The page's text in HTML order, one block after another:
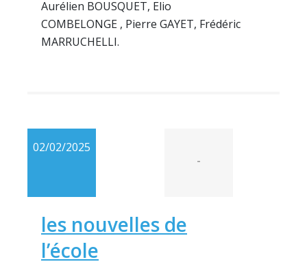
Aurélien BOUSQUET, Elio
COMBELONGE , Pierre GAYET, Frédéric
MARRUCHELLI.
02/02/2025
-
les nouvelles de
l’école